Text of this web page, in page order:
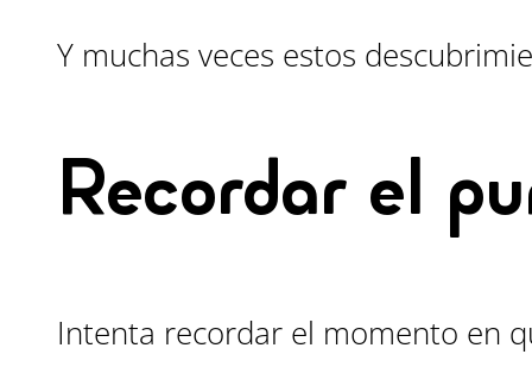
Y muchas veces estos
Recordar el
Intenta recordar el momento en